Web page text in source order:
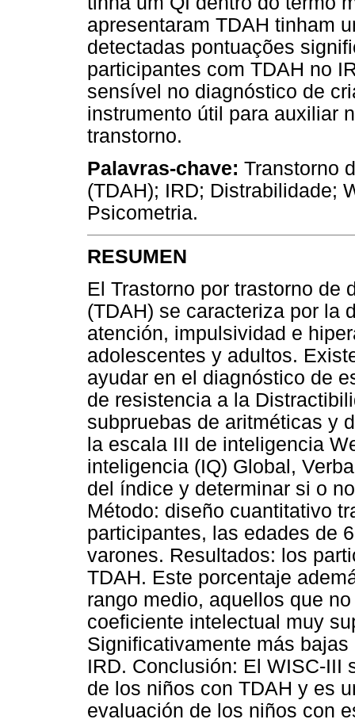
apresentaram TDAH tinham
detectadas pontuações
participantes com TDAH no
sensível no diagnóstico de
instrumento útil para auxiliar
transtorno.
Palavras-chave: Transtorno
(TDAH); IRD; Distrabilidade;
Psicometria.
RESUMEN
El Trastorno por trastorno de
(TDAH) se caracteriza por la
atención, impulsividad e
adolescentes y adultos.
ayudar en el diagnóstico de
de resistencia a la
subpruebas de aritméticas y
la escala III de inteligencia
inteligencia (IQ) Global,
del índice y determinar si o
Método: diseño cuantitativo
participantes, las edades de
varones. Resultados: los
TDAH. Este porcentaje
rango medio, aquellos que
coeficiente intelectual muy
Significativamente más
IRD. Conclusión: El WISC-III
de los niños con TDAH y es
evaluación de los niños con